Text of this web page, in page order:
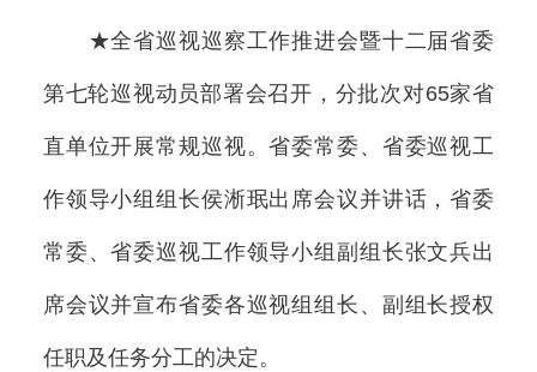
★全省巡视巡察工作推进会暨十二届省委
第七轮巡视动员部署会召开，分批次对65家省
直单位开展常规巡视。省委常委、省委巡视工
作领导小组组长侯淅珉出席会议并讲话，省委
常委、省委巡视工作领导小组副组长张文兵出
席会议并宣布省委各巡视组组长、副组长授权
任职及任务分工的决定。